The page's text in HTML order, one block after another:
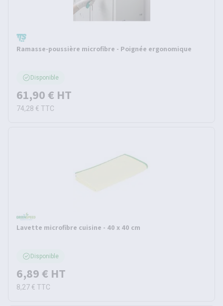
Ramasse-poussière microfibre - Poignée ergonomique
Disponible
61,90 € HT
74,28 € TTC
Lavette microfibre cuisine - 40 x 40 cm
Disponible
6,89 € HT
8,27 € TTC